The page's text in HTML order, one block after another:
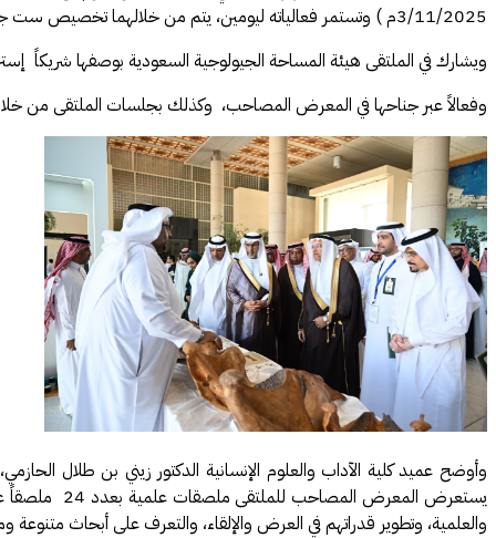
3/11/2025م ) وتستمر فعالياته ليومين، يتم من خلالهما تخصيص ست جلسات علمية تناقش عبرها 30 أطروحة بحثية متنوعة.
ويشارك في الملتقى هيئة المساحة الجيولوجية السعودية بوصفها شريكاً
وفعالاً عبر جناحها في المعرض المصاحب، وكذلك بجلسات الملتقى من
يستعرض
والعلمية، وتطوير قدراتهم في العرض والإلقاء، والتعرف على أبحاث